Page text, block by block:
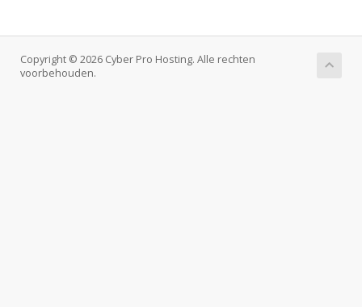
Copyright © 2026 Cyber Pro Hosting. Alle rechten
voorbehouden.